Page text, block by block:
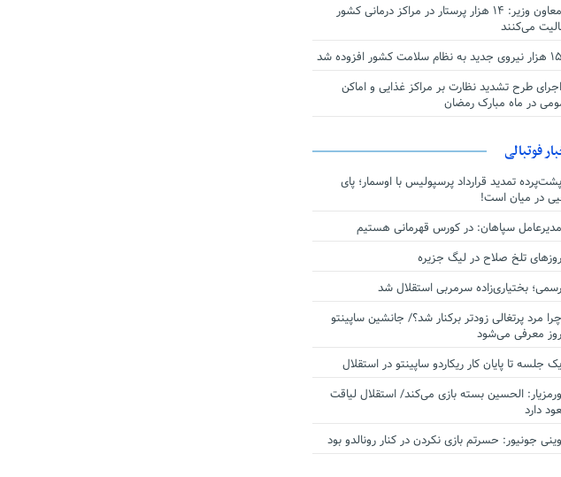
معاون وزیر: ۱۴ هزار پرستار در مراکز درمانی کشور
می‌کنند
اجرای طرح تشدید نظارت بر مراکز غذایی و اماکن
در ماه مبارک رمضان
فوتبالی
پشت‌پرده تمدید قرارداد پرسپولیس با اوسمار؛ پای
در میان است!
مدیرعامل سپاهان: در کورس قهرمانی هستیم
روزهای تلخ صلاح در لیگ جزیره
رسمی؛ بختیاری‌زاده سرمربی استقلال شد
چرا مرد پرتغالی زودتر برکنار شد؟/ جانشین ساپینتو
معرفی می‌شود
یک جلسه تا پایان کار ریکاردو ساپینتو در استقلال
ورمزیار: الحسین بسته بازی می‌کند/ استقلال لیاقت
دارد
وینی جونیور: حسرتم بازی نکردن در کنار رونالدو بود